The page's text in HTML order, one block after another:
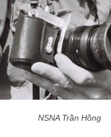
NSNA Trần Hồng